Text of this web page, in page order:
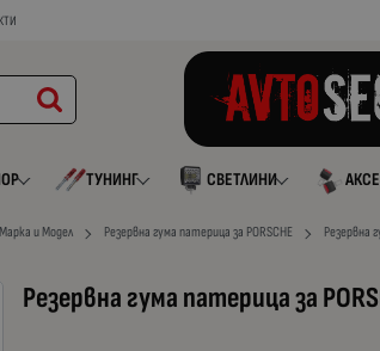
ТУНИНГ СВЕТЛИНИ
и Модел Резервна гума патерица за PORSCHE Резервна
Резервна гума патерица за